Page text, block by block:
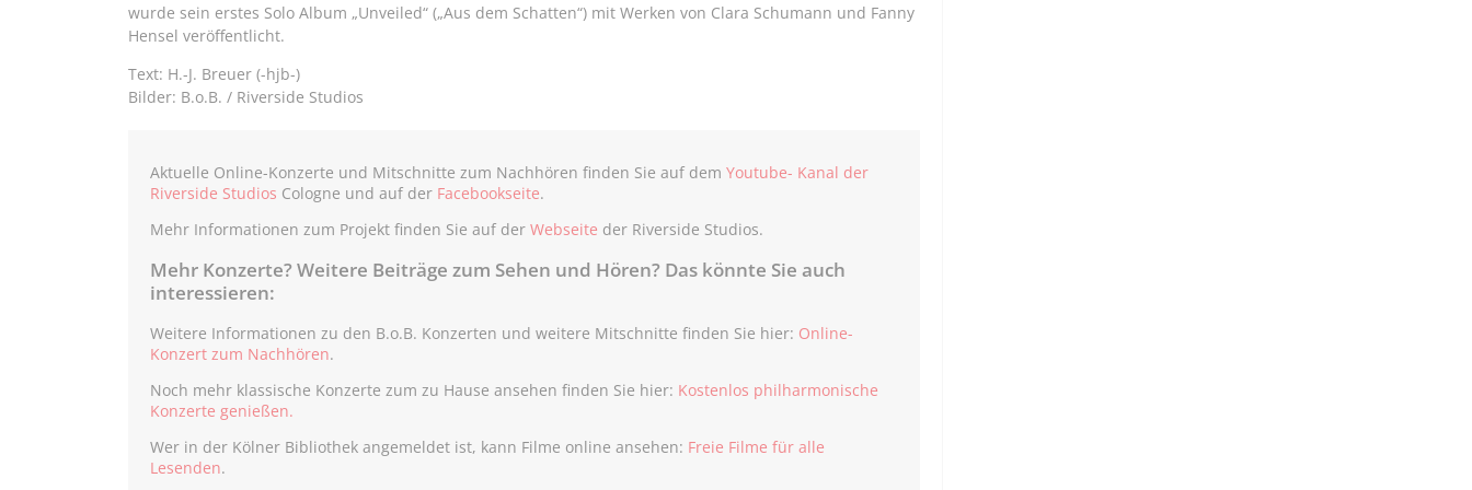
wurde sein erstes Solo Album „Unveiled“ („Aus dem Schatten“) mit Werken von Clara Schumann und Fanny
Hensel veröffentlicht.
Text: H.-J. Breuer (-hjb-)
Bilder: B.o.B. / Riverside Studios
Aktuelle Online-Konzerte und Mitschnitte zum Nachhören finden Sie auf dem Youtube- Kanal der
Riverside Studios Cologne und auf der Facebookseite.
Mehr Informationen zum Projekt finden Sie auf der Webseite der Riverside Studios.
Mehr Konzerte? Weitere Beiträge zum Sehen und Hören? Das könnte Sie auch
interessieren:
Weitere Informationen zu den B.o.B. Konzerten und weitere Mitschnitte finden Sie hier: Online-
Konzert zum Nachhören.
Noch mehr klassische Konzerte zum zu Hause ansehen finden Sie hier: Kostenlos philharmonische
Konzerte genießen.
Wer in der Kölner Bibliothek angemeldet ist, kann Filme online ansehen: Freie Filme für alle
Lesenden.